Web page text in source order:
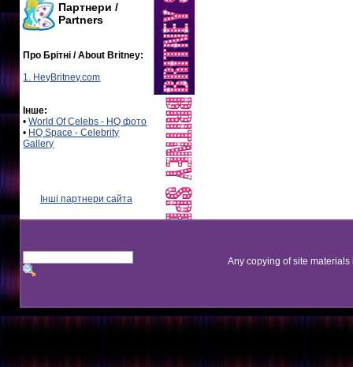
Партнери /
Partners
Про Брітні / About Britney:
1. HeyBritney.com
Інше:
•World Of Celebs - HQ фото
• HQ Space - Celebrity
Gallery
Інші партнери сайта
Any copying of site